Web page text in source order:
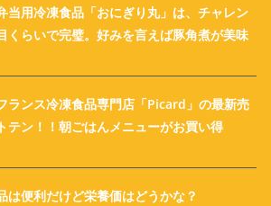
当用冷凍食品「おにぎり丸」は、チャレン
くらいで完璧。好みを言えば豚角煮が美味
ランス冷凍食品専門店「Picard」の最新売
テン！！朝ごはんメニューがお買い得
は便利だけど栄養価はどうかな？